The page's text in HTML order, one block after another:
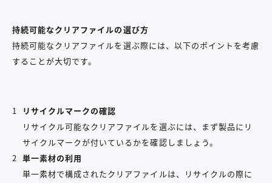
持続可能なクリアファイルの選び方
持続可能なクリアファイルを選ぶ際には、以下のポイントを考慮
することが大切です。
リサイクルマークの確認
リサイクル可能なクリアファイルを選ぶには、まず製品にリ
サイクルマークが付いているかを確認しましょう。
単一素材の利用
単一素材で構成されたクリアファイルは、リサイクルの際に